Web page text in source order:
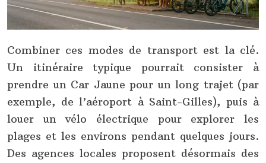
Combiner ces modes de transport est la clé.
Un itinéraire typique pourrait consister à
prendre un Car Jaune pour un long trajet (par
exemple, de l’aéroport à Saint-Gilles), puis à
louer un vélo électrique pour explorer les
plages et les environs pendant quelques jours.
Des agences locales proposent désormais des